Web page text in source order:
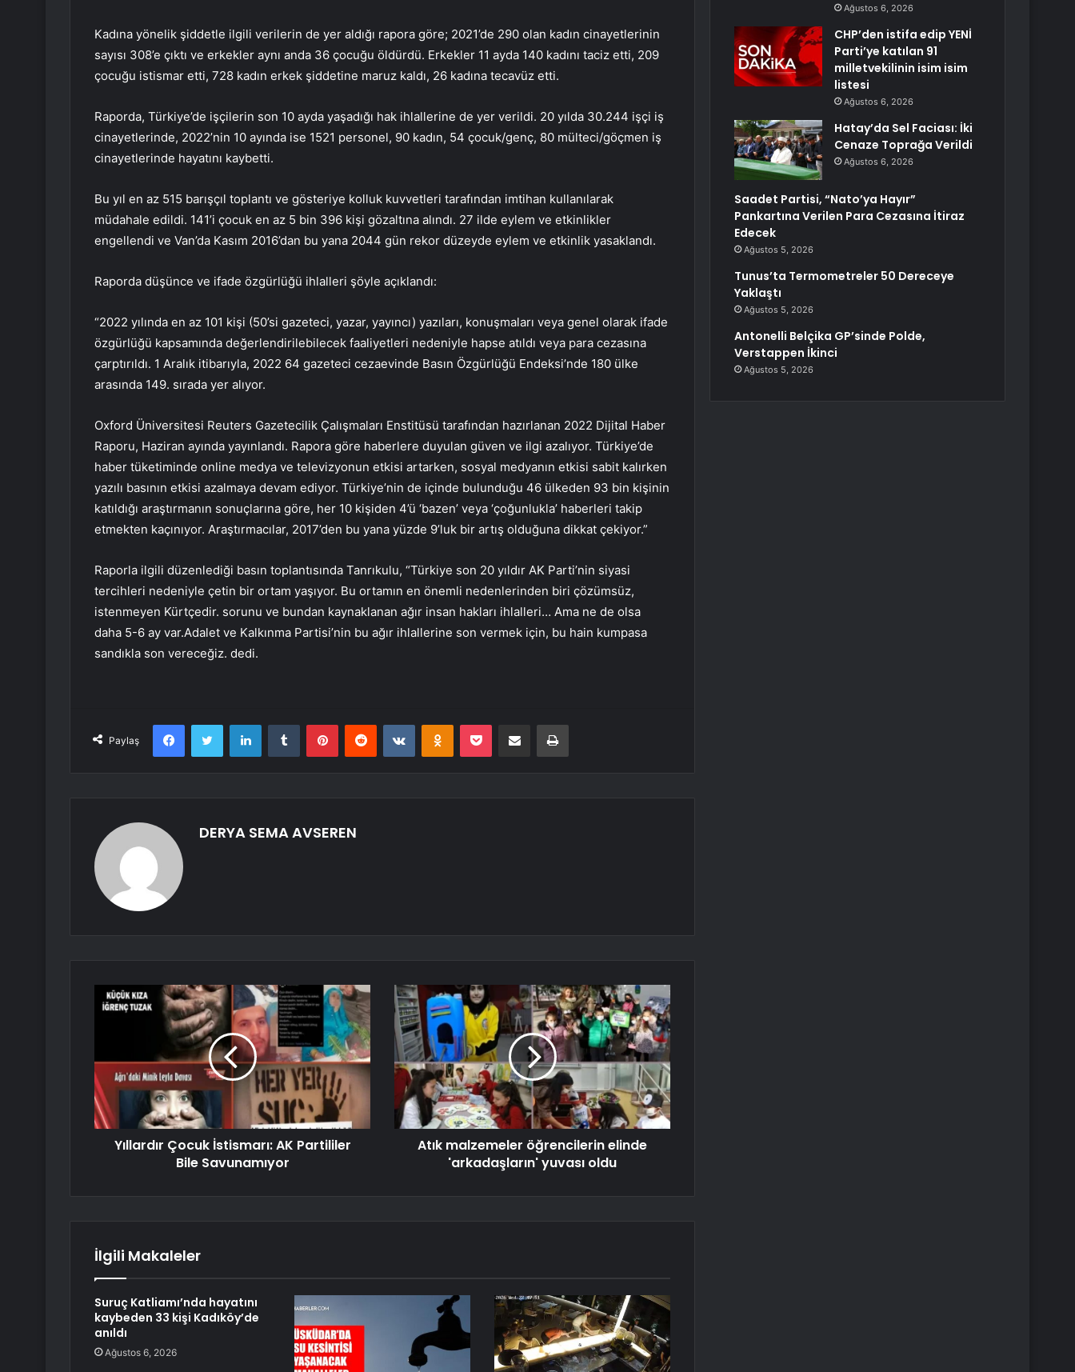
Kadına yönelik şiddetle ilgili verilerin de yer aldığı rapora göre; 2021’de 290 olan kadın cinayetlerinin
sayısı 308’e çıktı ve erkekler aynı anda 36 çocuğu öldürdü. Erkekler 11 ayda 140 kadını taciz etti, 209
çocuğu istismar etti, 728 kadın erkek şiddetine maruz kaldı, 26 kadına tecavüz etti.
Raporda, Türkiye’de işçilerin son 10 ayda yaşadığı hak ihlallerine de yer verildi. 20 yılda 30.244 işçi iş
cinayetlerinde, 2022’nin 10 ayında ise 1521 personel, 90 kadın, 54 çocuk/genç, 80 mülteci/göçmen iş
cinayetlerinde hayatını kaybetti.
Bu yıl en az 515 barışçıl toplantı ve gösteriye kolluk kuvvetleri tarafından imtihan kullanılarak
müdahale edildi. 141’i çocuk en az 5 bin 396 kişi gözaltına alındı. 27 ilde eylem ve etkinlikler
engellendi ve Van’da Kasım 2016’dan bu yana 2044 gün rekor düzeyde eylem ve etkinlik yasaklandı.
Raporda düşünce ve ifade özgürlüğü ihlalleri şöyle açıklandı:
“2022 yılında en az 101 kişi (50’si gazeteci, yazar, yayıncı) yazıları, konuşmaları veya genel olarak ifade
özgürlüğü kapsamında değerlendirilebilecek faaliyetleri nedeniyle hapse atıldı veya para cezasına
çarptırıldı. 1 Aralık itibarıyla, 2022 64 gazeteci cezaevinde Basın Özgürlüğü Endeksi’nde 180 ülke
arasında 149. sırada yer alıyor.
Oxford Üniversitesi Reuters Gazetecilik Çalışmaları Enstitüsü tarafından hazırlanan 2022 Dijital Haber
Raporu, Haziran ayında yayınlandı. Rapora göre haberlere duyulan güven ve ilgi azalıyor. Türkiye’de
haber tüketiminde online medya ve televizyonun etkisi artarken, sosyal medyanın etkisi sabit kalırken
yazılı basının etkisi azalmaya devam ediyor. Türkiye’nin de içinde bulunduğu 46 ülkeden 93 bin kişinin
katıldığı araştırmanın sonuçlarına göre, her 10 kişiden 4’ü ‘bazen’ veya ‘çoğunlukla’ haberleri takip
etmekten kaçınıyor. Araştırmacılar, 2017’den bu yana yüzde 9’luk bir artış olduğuna dikkat çekiyor.”
Raporla ilgili düzenlediği basın toplantısında Tanrıkulu, “Türkiye son 20 yıldır AK Parti’nin siyasi
tercihleri ​​nedeniyle çetin bir ortam yaşıyor. Bu ortamın en önemli nedenlerinden biri çözümsüz,
istenmeyen Kürtçedir. sorunu ve bundan kaynaklanan ağır insan hakları ihlalleri… Ama ne de olsa
daha 5-6 ay var.Adalet ve Kalkınma Partisi’nin bu ağır ihlallerine son vermek için, bu hain kumpasa
sandıkla son vereceğiz. dedi.
Paylaş
FacebookTwitter LinkedInTumblr PinterestReddit VKontakteOdnoklassniki
Pocket E-Posta ile paylaş Yazdır
DERYA SEMA AVSEREN
Yıllardır Çocuk İstismarı: AK Partililer
Bile Savunamıyor
Atık malzemeler öğrencilerin elinde
'arkadaşların' yuvası oldu
İlgili Makaleler
Suruç Katliamı’nda hayatını
kaybeden 33 kişi Kadıköy’de
anıldı
Ağustos 6, 2026
Ağustos 6, 2026
CHP’den istifa edip YENİ
Parti’ye katılan 91
milletvekilinin isim isim
listesi
Ağustos 6, 2026
Hatay’da Sel Faciası: İki
Cenaze Toprağa Verildi
Ağustos 6, 2026
Saadet Partisi, “Nato’ya Hayır”
Pankartına Verilen Para Cezasına İtiraz
Edecek
Ağustos 5, 2026
Tunus’ta Termometreler 50 Dereceye
Yaklaştı
Ağustos 5, 2026
Antonelli Belçika GP’sinde Polde,
Verstappen İkinci
Ağustos 5, 2026